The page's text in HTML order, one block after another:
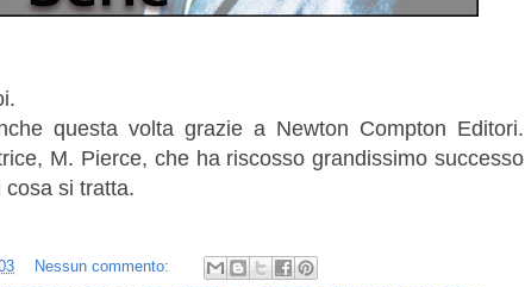
questa volta grazie a Newton Compton Editori.
M. Pierce, che ha riscosso grandissimo successo
si tratta.
Nessun commento: